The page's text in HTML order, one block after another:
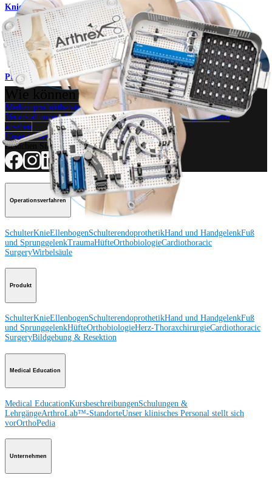
Knie
Set für die Seitenbandrekonstruktion
Produkt
Wie können wir Ihnen helfen?
Medizinproduktberater:in kontaktieren
Veranstaltungen, Lab-Vorführungen und Schulungsmöglichkeiten
ansehen
Unseren Newsletter abonnieren
Besuchen Sie uns
Operationsverfahren
SchulterKnieEllenbogenSchulterendoprothetikHand und HandgelenkFuß
und SprunggelenkTraumaHüfteOrthobiologieCardiothoracic
SurgeryWirbelsäule
Produkt
SchulterKnieEllenbogenSchulterendoprothetikHand und HandgelenkFuß
und SprunggelenkHüfteOrthobiologieHerz-ThoraxchirurgieCardiothoracic
SurgeryBildgebung & Resektion
Medical Education
Medical EducationKursbeschreibungenSchulungen &
LehrgängeArthroLab™-StandorteUnser klinisches Personal stellt sich
vorOrthoPedia
Unternehmen